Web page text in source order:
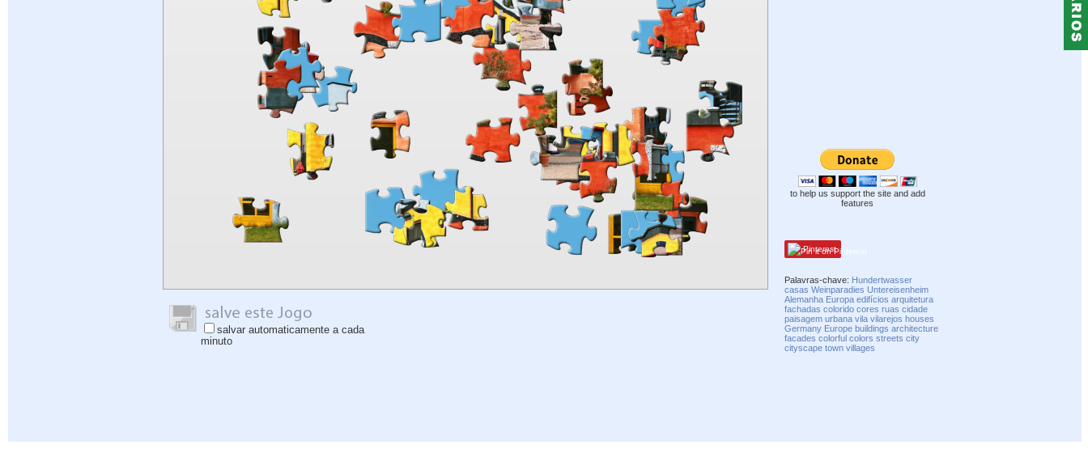
salvar automaticamente a cada
minuto
to help us support the site and add
features
Pinterest
Palavras-chave: Hundertwasser
casas Weinparadies Untereisenheim
Alemanha Europa edifícios arquitetura
fachadas colorido cores ruas cidade
paisagem urbana vila vilarejos houses
Germany Europe buildings architecture
facades colorful colors streets city
cityscape town villages